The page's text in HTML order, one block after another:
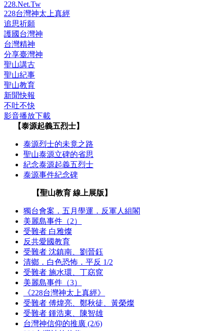
228.Net.Tw
228台灣神太上真經
追思祈願
護國台灣神
台灣精神
分享臺灣神
聖山講古
聖山紀事
聖山教育
新聞快報
不吐不快
影音播放下載
【泰源起義五烈士】
泰源烈士的未竟之路
聖山泰源立碑的省思
紀念泰源起義五烈士
泰源事件紀念碑
【聖山教育 線上展版】
獨台會案．五月學運．反軍人組閣
美麗島事件（2）
受難者 白雅燦
反共愛國教育
受難者 沈鎮南、劉晉鈺
清鄉．白色恐怖．平反 1/2
受難者 施水環、丁窈窕
美麗島事件（3）
《228台灣神太上真經》
受難者 傅煒亮、鄭秋徒、黃榮燦
受難者 鍾浩東、陳智雄
台灣神信仰的推廣 (2/6)